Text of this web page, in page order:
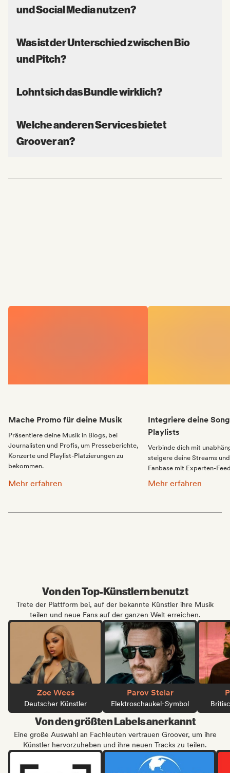
und Social Media nutzen?
Was ist der Unterschied zwischen Bio
und Pitch?
Lohnt sich das Bundle wirklich?
Welche anderen Services bietet
Groover an?
Mache Promo für deine Musik
Präsentiere deine Musik in Blogs, bei
Journalisten und Profis, um Presseberichte,
Konzerte und Playlist-Platzierungen zu
bekommen.
Mache Promo für deine Musik:
Mehr erfahren
Integriere deine
Playlists
Verbinde dich mit
steigere deine Streams
Fanbase mit Experten-
Integriere deine
Mehr erfahren
Von den Top-Künstlern benutzt
Trete der Plattform bei, auf der bekannte Künstler ihre Musik
teilen und neue Fans auf der ganzen Welt erreichen.
Zoe Wees
Deutscher Künstler
Parov Stelar
Elektroschaukel-Symbol
Von den größten Labels anerkannt
Eine große Auswahl an Fachleuten vertrauen Groover, um ihre
Künstler hervorzuheben und ihre neuen Tracks zu teilen.